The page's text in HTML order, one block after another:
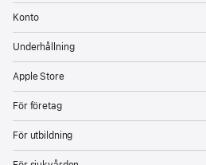
Konto
Underhållning
Apple Store
För företag
För utbildning